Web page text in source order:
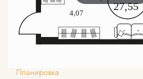
Планировка